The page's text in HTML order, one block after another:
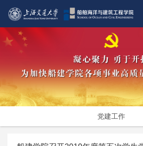
党建工作